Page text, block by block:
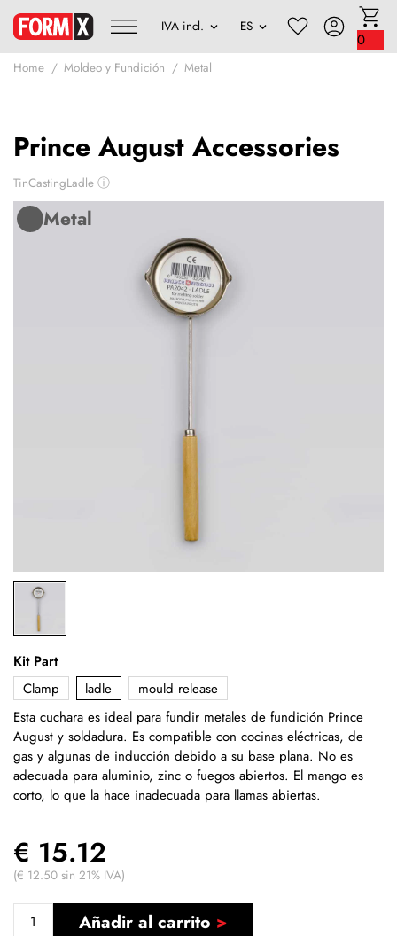
0
Home Moldeo y Fundición Metal
Prince August Accessories
TinCastingLadle ⓘ
Metal
Kit Part
Clamp
ladle
mould release
Esta cuchara es ideal para fundir metales de fundición Prince
August y soldadura. Es compatible con cocinas eléctricas, de
gas y algunas de inducción debido a su base plana. No es
adecuada para aluminio, zinc o fuegos abiertos. El mango es
corto, lo que la hace inadecuada para llamas abiertas.
€ 15.12
(€ 12.50 sin 21% IVA)
Añadir al carrito